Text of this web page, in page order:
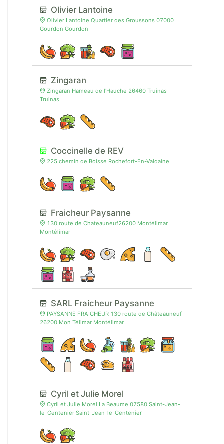
Olivier Lantoine
Olivier Lantoine Quartier des Groussons 07000
Gourdon Gourdon
Zingaran
Zingaran Hameau de l'Hauche 26460 Truinas
Truinas
Coccinelle de REV
225 chemin de Boisse Rochefort-En-Valdaine
Fraicheur Paysanne
130 route de Chateauneuf26200 Montélimar
Montélimar
SARL Fraicheur Paysanne
PAYSANNE FRAICHEUR 130 route de Châteauneuf
26200 Mon Télimar Montélimar
Cyril et Julie Morel
Cyril et Julie Morel La Beaume 07580 Saint-Jean-
le-Centenier Saint-Jean-le-Centenier